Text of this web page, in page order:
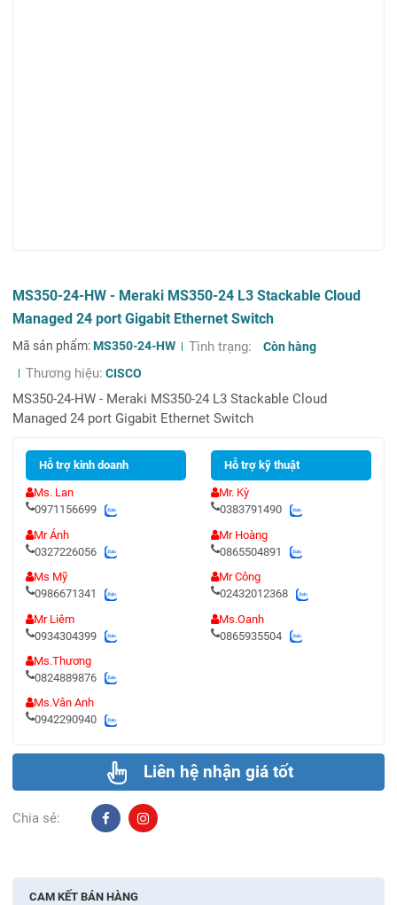
MS350-24-HW - Meraki MS350-24 L3 Stackable Cloud
Managed 24 port Gigabit Ethernet Switch
Mã sản phẩm:MS350-24-HW Tình trạng: Còn hàng
Thương hiệu: CISCO
MS350-24-HW - Meraki MS350-24 L3 Stackable Cloud
Managed 24 port Gigabit Ethernet Switch
Hỗ trợ kinh doanh
Ms. Lan
0971156699
Mr Ánh
0327226056
Ms Mỹ
0986671341
Mr Liêm
0934304399
Ms.Thương
0824889876
Ms.Vân Anh
0942290940
Hỗ trợ kỹ thuật
Mr. Kỳ
0383791490
Mr Hoàng
0865504891
Mr Công
02432012368
Ms.Oanh
0865935504
Liên hệ nhận giá tốt
Chia sẻ:
CAM KẾT BÁN HÀNG